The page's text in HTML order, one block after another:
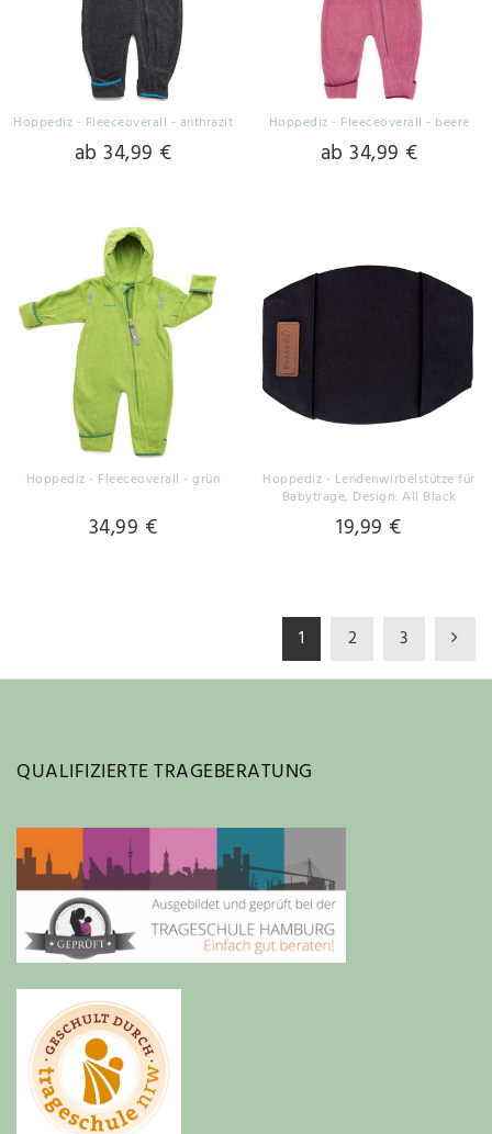
Hoppediz - Fleeceoverall - anthrazit
ab 34,99 €
Hoppediz - Fleeceoverall - beere
ab 34,99 €
Hoppediz - Fleeceoverall - grün
34,99 €
Hoppediz - Lendenwirbelstütze für
Babytrage, Design: All Black
19,99 €
1 2 3
QUALIFIZIERTE TRAGEBERATUNG